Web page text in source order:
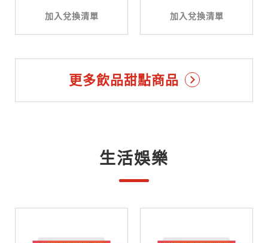
加入兌換清單 加入兌換清單
更多飲品甜點商品
生活娛樂